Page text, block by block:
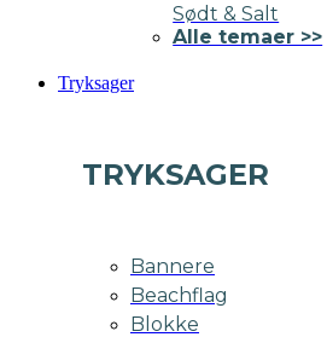
Sødt & Salt
Alle temaer >>
Tryksager
TRYKSAGER
Bannere
Beachflag
Blokke